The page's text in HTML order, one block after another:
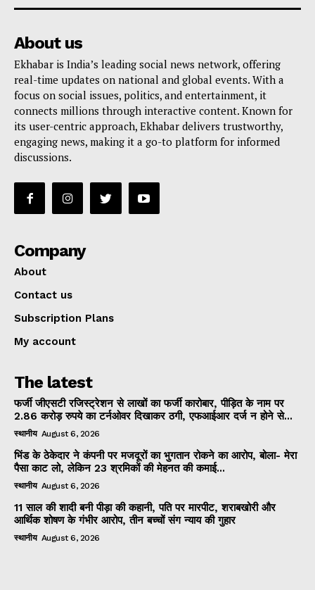
About us
Ekhabar is India’s leading social news network, offering
real-time updates on national and global events. With a
focus on social issues, politics, and entertainment, it
connects millions through interactive content. Known for
its user-centric approach, Ekhabar delivers trustworthy,
engaging news, making it a go-to platform for informed
discussions.
Company
About
Contact us
Subscription Plans
My account
The latest
फर्जी जीएसटी रजिस्ट्रेशन से लाखों का फर्जी कारोबार, पीड़ित के नाम पर
2.86 करोड़ रुपये का टर्नओवर दिखाकर ठगी, एफआईआर दर्ज न होने से...
स्थानीय August 6, 2026
भिंड के ठेकेदार ने कंपनी पर मजदूरों का भुगतान रोकने का आरोप, बोला- मेरा
पैसा काट लो, लेकिन 23 श्रमिकों की मेहनत की कमाई...
स्थानीय August 6, 2026
11 साल की शादी बनी पीड़ा की कहानी, पति पर मारपीट, शराबखोरी और
आर्थिक शोषण के गंभीर आरोप, तीन बच्चों संग न्याय की गुहार
स्थानीय August 6, 2026